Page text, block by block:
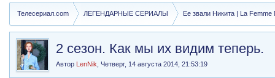
Телесериал.com ЛЕГЕНДАРНЫЕ СЕРИАЛЫ Ее звали Никита | La Femme
2 сезон. Как мы их видим теперь.
Автор LenNik ,Четверг, 14 августа 2014, 21:53:19